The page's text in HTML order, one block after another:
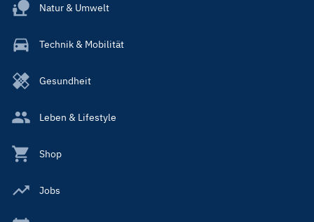
Natur & Umwelt
Technik & Mobilität
Gesundheit
Leben & Lifestyle
Shop
Jobs